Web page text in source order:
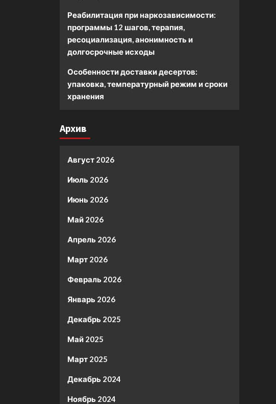
Реабилитация при наркозависимости:
программы 12 шагов, терапия,
ресоциализация, анонимность и
долгосрочные исходы
Особенности доставки десертов:
упаковка, температурный режим и сроки
хранения
Архив
Август 2026
Июль 2026
Июнь 2026
Май 2026
Апрель 2026
Март 2026
Февраль 2026
Январь 2026
Декабрь 2025
Май 2025
Март 2025
Декабрь 2024
Ноябрь 2024